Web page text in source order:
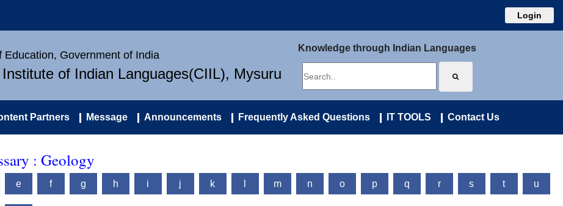
Login
Education, Government of India
of Indian Languages(CIIL), Mysuru
Knowledge through Indian Languages
Partners Message Announcements Frequently Asked Questions IT TOOLS Contact Us
: Geology
e f g h i j k m n o p q r s t u